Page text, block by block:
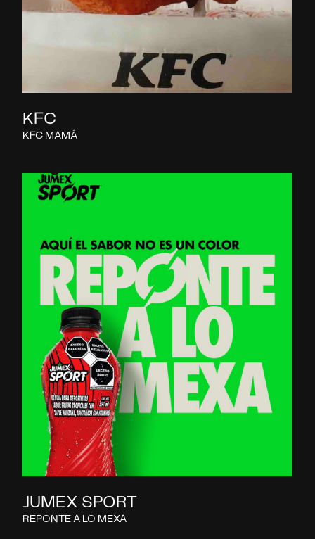
KFC
KFC MAMÁ
JUMEX SPORT
REPONTE A LO MEXA